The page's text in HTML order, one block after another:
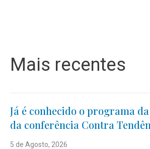
Mais recentes
Já é conhecido o programa
da conferência Contra
5 de Agosto, 2026